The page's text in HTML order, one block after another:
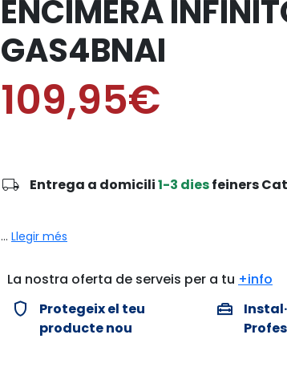
ENCIMERA
GAS4BNAI
109,95€
local_shipping Entrega a domicili1-3 diesfeiners
... Llegir més
La nostra oferta de serveis per a tu +info
verified_user
Protegeix el teu
producte nou
home_repair_service